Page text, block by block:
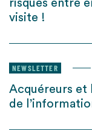
risques entre
visite !
NEWSLETTER
Acquéreurs et
de